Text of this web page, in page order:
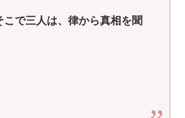
で三人は、律から真相を聞